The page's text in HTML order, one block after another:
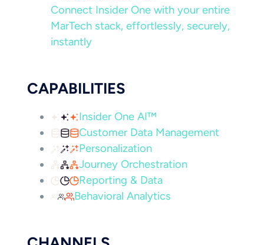
Connect Insider One with your entire
MarTech stack, effortlessly, securely,
instantly
CAPABILITIES
Insider One AI™
Customer Data Management
Personalization
Journey Orchestration
Reporting & Data
Behavioral Analytics